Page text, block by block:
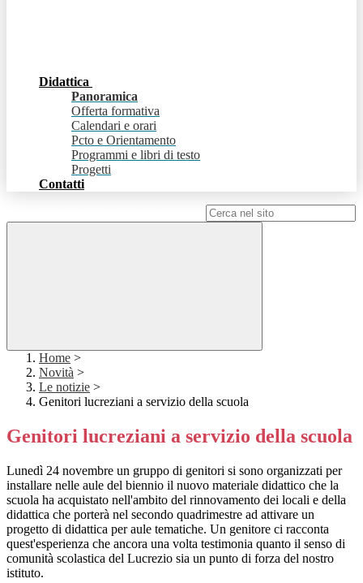
Didattica
Panoramica
Offerta formativa
Calendari e orari
Pcto e Orientamento
Programmi e libri di testo
Progetti
Contatti
Home >
Novità >
Le notizie >
Genitori lucreziani a servizio della scuola
Genitori lucreziani a servizio della scuola
Lunedì 24 novembre un gruppo di genitori si sono organizzati per
installare nelle aule del biennio il nuovo materiale didattico che la
scuola ha acquistato nell'ambito del rinnovamento dei locali e della
didattica che porterà nel secondo quadrimestre ad attivare un
progetto di didattica per aule tematiche. Un genitore ci racconta
quest'esperienza che ancora una volta testimonia quanto il senso di
comunità scolastica del Lucrezio sia un punto di forza del nostro
istituto.